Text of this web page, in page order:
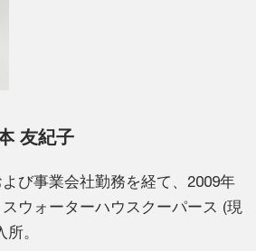
友紀子
び事業会社勤務を経て、2009年
ウォーターハウスクーパース (現
。